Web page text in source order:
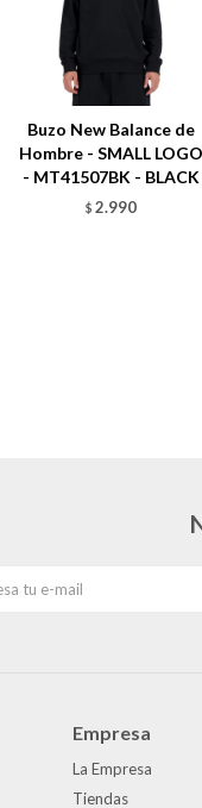
Buzo New Balance de
Hombre - SMALL LOGO
- MT41507BK - BLACK
$ 2.990
Empresa
La Empresa
Tiendas